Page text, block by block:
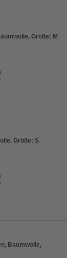
Größe: M
Größe: S
Baumwolle,